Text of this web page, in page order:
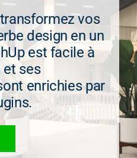
vos
design en un
est facile à
et ses
enrichies par